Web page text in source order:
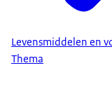
Levensmiddelen en
Thema